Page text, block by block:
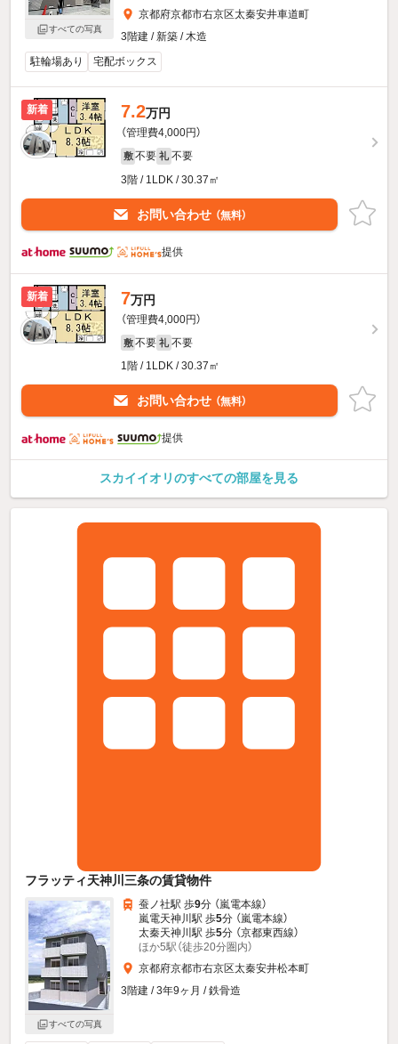
すべての写真
京都府京都市右京区太秦安井車道町
3階建 / 新築 / 木造
駐輪場あり
宅配ボックス
新着 7.2万円
（管理費4,000円）
敷 不要 礼 不要
3階 / 1LDK / 30.37㎡
お問い合わせ （無料）
提供
新着 7万円
（管理費4,000円）
敷 不要 礼 不要
1階 / 1LDK / 30.37㎡
お問い合わせ （無料）
提供
スカイイオリのすべての部屋を見る
フラッティ天神川三条の賃貸物件
すべての写真
蚕ノ社駅 歩9分 （嵐電本線）
嵐電天神川駅 歩5分 （嵐電本線）
太秦天神川駅 歩5分 （京都東西線）
ほか5駅（徒歩20分圏内）
京都府京都市右京区太秦安井松本町
3階建 / 3年9ヶ月 / 鉄骨造